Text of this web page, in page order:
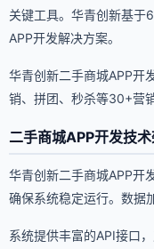
关键工具。华青创新基于
APP开发解决方案。
华青创新二手商城APP开
销、拼团、秒杀等30+营
二手商城APP开发技
华青创新二手商城APP开
确保系统稳定运行。数据
系统提供丰富的API接口